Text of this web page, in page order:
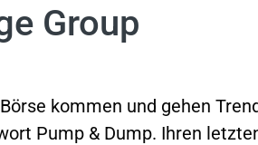
Group
kommen und gehen
Pump & Dump. Ihren